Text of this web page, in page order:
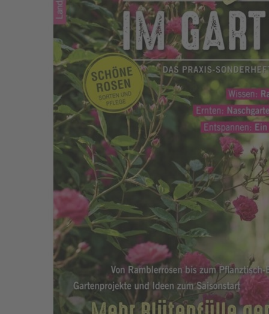
Zum Anfang der Bildergalerie springen
Landlust - Sonderheft Garten
inkl. MwSt.
Zum Warenkorb hinzufügen